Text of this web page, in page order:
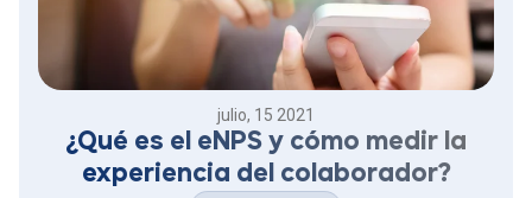
julio, 15 2021
¿Qué es el eNPS y cómo medir la
experiencia del colaborador?